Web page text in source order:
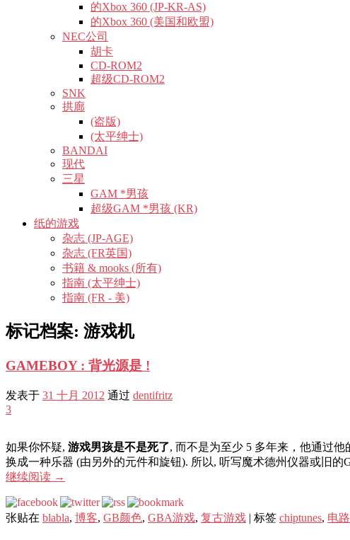
的Xbox 360 (JP-KR-AS)
的Xbox 360 (美国和欧盟)
NEC公司
胡卡
CD-ROM2
超级CD-ROM2
SNK
拱廊
(盗版)
(太平绅士)
BANDAI
现代
三星
GAM *男孩
超级GAM *男孩 (KR)
纸的游戏
杂志 (JP-AGE)
杂志 (FR英国)
书籍 & mooks (所有)
指南 (太平绅士)
指南 (FR - 美)
标记档案: 游戏机
GAMEBOY : 背光源是 !
发表于 31 十月 2012 通过 dentifritz
3
如果你怀疑, 游戏男孩是不是死了, 而不是为至少 5 多年来，他通过
换成一种乐器 (由另外的元件和旋钮). 所以, 听写魔术德州仪器或旧
继续阅读 →
张贴在 blabla, 博客, GB颜色, GBA游戏, 复古游戏 | 标签 chiptunes, 电